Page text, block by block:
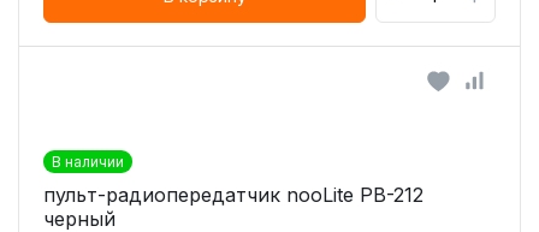
В наличии
пульт-радиопередатчик nooLite PB-212
черный